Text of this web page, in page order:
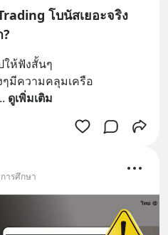
โบนัสเยอะจริง
ให้ฟังสั้นๆ
ๆมีความคลุมเครือ
ดูเพิ่มเติม
ารศึกษา